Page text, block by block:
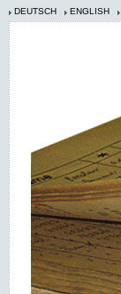
DEUTSCH ENGLISH